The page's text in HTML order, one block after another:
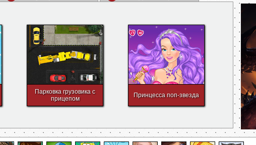
Парковка грузовика с
прицепом
Принцесса поп-звезда